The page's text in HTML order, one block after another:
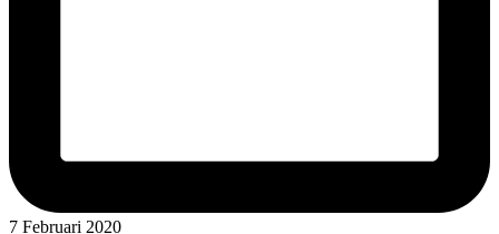
7 Februari 2020